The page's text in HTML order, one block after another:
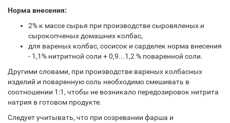
Норма внесения:
2% к массе сырья при производстве сыровяленых и
сырокопченых домашних колбас,
для вареных колбас, сосисок и сарделек норма внесения
- 1,1% нитритной соли + 0,9...1,2 % поваренной соли.
Другими словами, при производстве вареных колбасных
изделий и поваренную соль необходимо смешивать в
соотношении 1:1, чтобы не возникало передозировок нитрита
натрия в готовом продукте.
Следует учитывать, что при созревании фарша и